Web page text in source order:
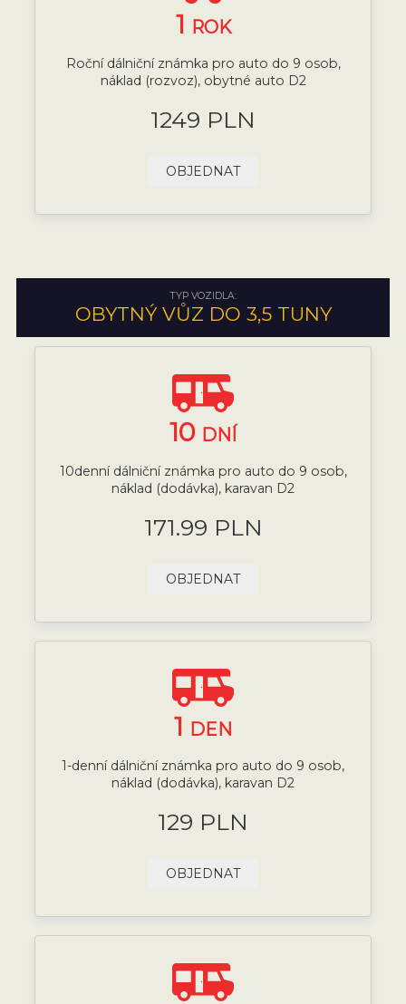
1 ROK
Roční dálniční známka pro auto do 9 osob,
náklad (rozvoz), obytné auto D2
1249 PLN
OBJEDNAT
TYP VOZIDLA:
OBYTNÝ VŮZ DO 3,5 TUNY
10 DNÍ
10denní dálniční známka pro auto do 9 osob,
náklad (dodávka), karavan D2
171.99 PLN
OBJEDNAT
1 DEN
1-denní dálniční známka pro auto do 9 osob,
náklad (dodávka), karavan D2
129 PLN
OBJEDNAT